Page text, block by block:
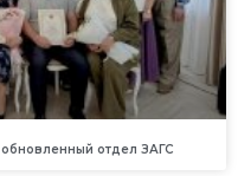
отдел ЗАГС